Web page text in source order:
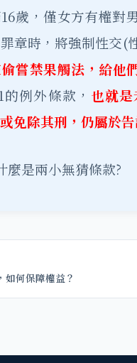
歲，僅女方有權對
章時，將強制性交(
嘗禁果觸法，給他
例外條款， 也就
免除其刑，仍屬於
麼是兩小無猜條款?
如何保障權益？